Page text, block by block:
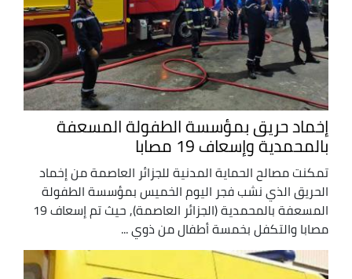
إخماد حريق بمؤسسة الطفولة المسعفة
بالمحمدية وإسعاف 19 مصابا
تمكنت مصالح الحماية المدنية للجزائر العاصمة من إخماد
الحريق الذي نشب فجر اليوم الخميس بمؤسسة الطفولة
المسعفة بالمحمدية (الجزائر العاصمة), حيث تم إسعاف 19
مصابا والتكفل بخمسة أطفال من ذوي ...